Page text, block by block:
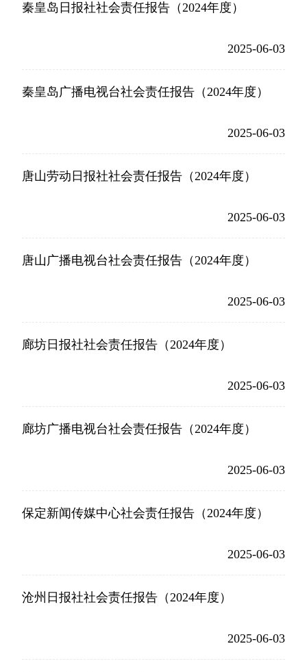
秦皇岛日报社社会责任报告（2024年度）
2025-06-03
秦皇岛广播电视台社会责任报告（2024年度）
2025-06-03
唐山劳动日报社社会责任报告（2024年度）
2025-06-03
唐山广播电视台社会责任报告（2024年度）
2025-06-03
廊坊日报社社会责任报告（2024年度）
2025-06-03
廊坊广播电视台社会责任报告（2024年度）
2025-06-03
保定新闻传媒中心社会责任报告（2024年度）
2025-06-03
沧州日报社社会责任报告（2024年度）
2025-06-03